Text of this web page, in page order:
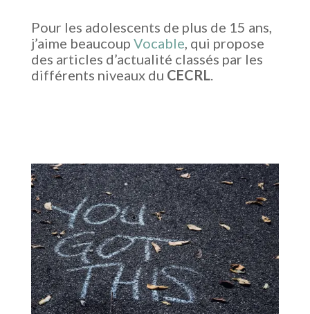
Pour les adolescents de plus de 15 ans,
j’aime beaucoup Vocable, qui propose
des articles d’actualité classés par les
différents niveaux du CECRL.